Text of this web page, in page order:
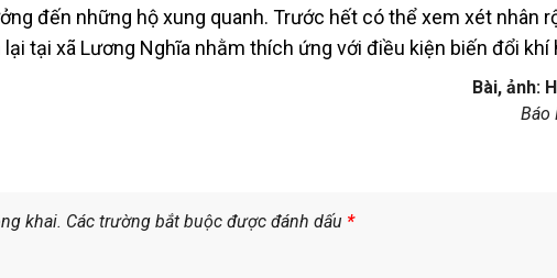
đến những hộ xung quanh. Trước hết có thể xem xét nhân
tại xã Lương Nghĩa nhằm thích ứng với điều kiện biến đổi khí
Bài, ảnh:
Báo
khai. Các trường bắt buộc được đánh dấu *